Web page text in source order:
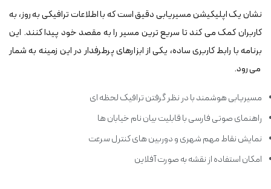
نشان یک اپلیکیشن مسیریابی دقیق است که با اطلاعات ترافیکی به روز، به
کاربران کمک می کند تا سریع ترین مسیر را به مقصد خود پیدا کنند. این
برنامه با رابط کاربری ساده، یکی از ابزارهای پرطرفدار در این زمینه به شمار
می رود.
مسیریابی هوشمند با در نظر گرفتن ترافیک لحظه ای
راهنمای صوتی فارسی با قابلیت بیان نام خیابان ها
نمایش نقاط مهم شهری و دوربین های کنترل سرعت
امکان استفاده از نقشه به صورت آفلاین